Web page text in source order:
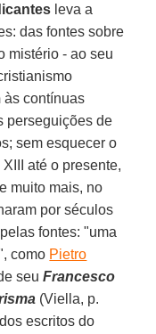
leva a
das fontes sobre
mistério - ao seu
às contínuas
perseguições de
sem esquecer o
até o presente,
muito mais, no
por séculos
fontes: "uma
como Pietro
seuFrancesco
(Viella, p.
escritos do